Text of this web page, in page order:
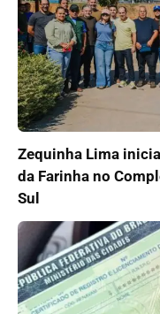
Zequinha Lima
da Farinha no
Sul